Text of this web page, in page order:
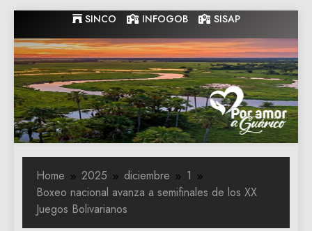
to
content
SINCO INFOGOB SISAP
Gobernacion
de Guarico
Gobernacion de Guarico
Home 2025 diciembre
1
Boxeo nacional avanza a semifinales de los XX
Juegos Bolivarianos